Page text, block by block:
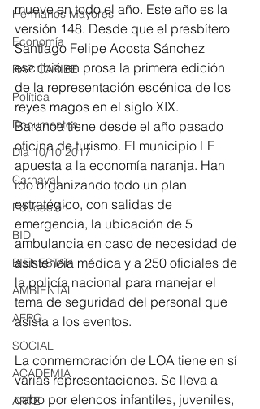
Hermanos Mayores
Economía
RAP CARIBE
Política
Documentos
Día 10/10 2017
Carnaval
Educación
BID
BIENESTAR
AMBIENTAL
AFRO
SOCIAL
ACADEMIA
ARTE
mueve en todo el año. Este año es la
versión 148. Desde que el presbítero
Santiago Felipe Acosta Sánchez
escribió en prosa la primera edición
de la representación escénica de los
reyes magos en el siglo XIX.
Baranoa tiene desde el año pasado
oficina de turismo. El municipio LE
apuesta a la economía naranja. Han
ido organizando todo un plan
estratégico, con salidas de
emergencia, la ubicación de 5
ambulancia en caso de necesidad de
asistencia médica y a 250 oficiales de
la policía nacional para manejar el
tema de seguridad del personal que
asista a los eventos.
La conmemoración de LOA tiene en sí
varias representaciones. Se lleva a
cabo por elencos infantiles, juveniles,